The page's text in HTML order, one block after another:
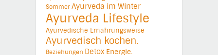
SommerAyurveda im Winter
Ayurveda Lifestyle
Ayurvedische Ernährungsweise
Ayurvedisch kochen.
Beziehungen Detox Energie.